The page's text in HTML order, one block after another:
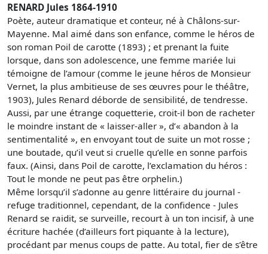
RENARD Jules 1864-1910
Poète, auteur dramatique et conteur, né à Châlons-sur-
Mayenne. Mal aimé dans son enfance, comme le héros de
son roman Poil de carotte (1893) ; et prenant la fuite
lorsque, dans son adolescence, une femme mariée lui
témoigne de l’amour (comme le jeune héros de Monsieur
Vernet, la plus ambitieuse de ses œuvres pour le théâtre,
1903), Jules Renard déborde de sensibilité, de tendresse.
Aussi, par une étrange coquetterie, croit-il bon de racheter
le moindre instant de « laisser-aller », d’« abandon à la
sentimentalité », en envoyant tout de suite un mot rosse ;
une boutade, qu’il veut si cruelle qu’elle en sonne parfois
faux. (Ainsi, dans Poil de carotte, l’exclamation du héros :
Tout le monde ne peut pas être orphelin.)
Même lorsqu’il s’adonne au genre littéraire du journal -
refuge traditionnel, cependant, de la confidence - Jules
Renard se raidit, se surveille, recourt à un ton incisif, à une
écriture hachée (d’ailleurs fort piquante à la lecture),
procédant par menus coups de patte. Au total, fier de s’être